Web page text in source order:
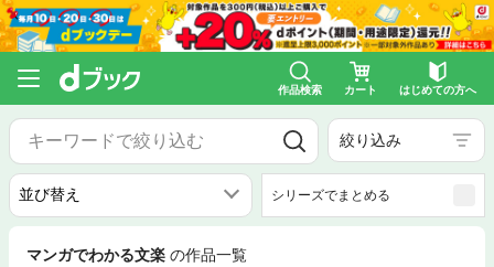
作品検索 カート はじめての方へ
絞り込み
シリーズでまとめる
マンガでわかる文楽 の作品一覧